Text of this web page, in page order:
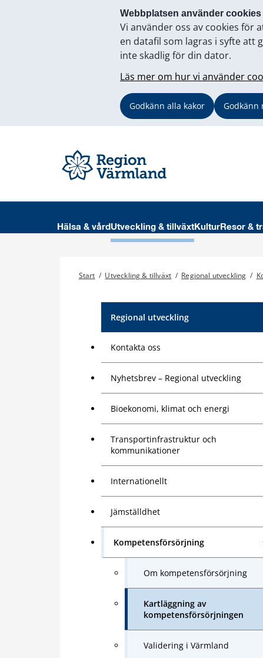
Webbplatsen använder cookies
Vi använder oss av cookies för
en datafil som lagras i syfte att
inte skadlig för din dator.
Läs mer om hur vi använder
Godkänn alla kakor Godkänn
Hälsa & vård Utveckling & tillväxtKulturResor &
Start / Utveckling & tillväxt / Regional utveckling /
Regional utveckling
Kontakta oss
Nyhetsbrev – Regional utveckling
Bioekonomi, klimat och energi
Transportinfrastruktur och
kommunikationer
Internationellt
Jämställdhet
Kompetensförsörjning
Om kompetensförsörjning
Kartläggning av
kompetensförsörjningen
Validering i Värmland